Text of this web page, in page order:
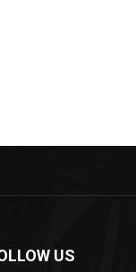
US